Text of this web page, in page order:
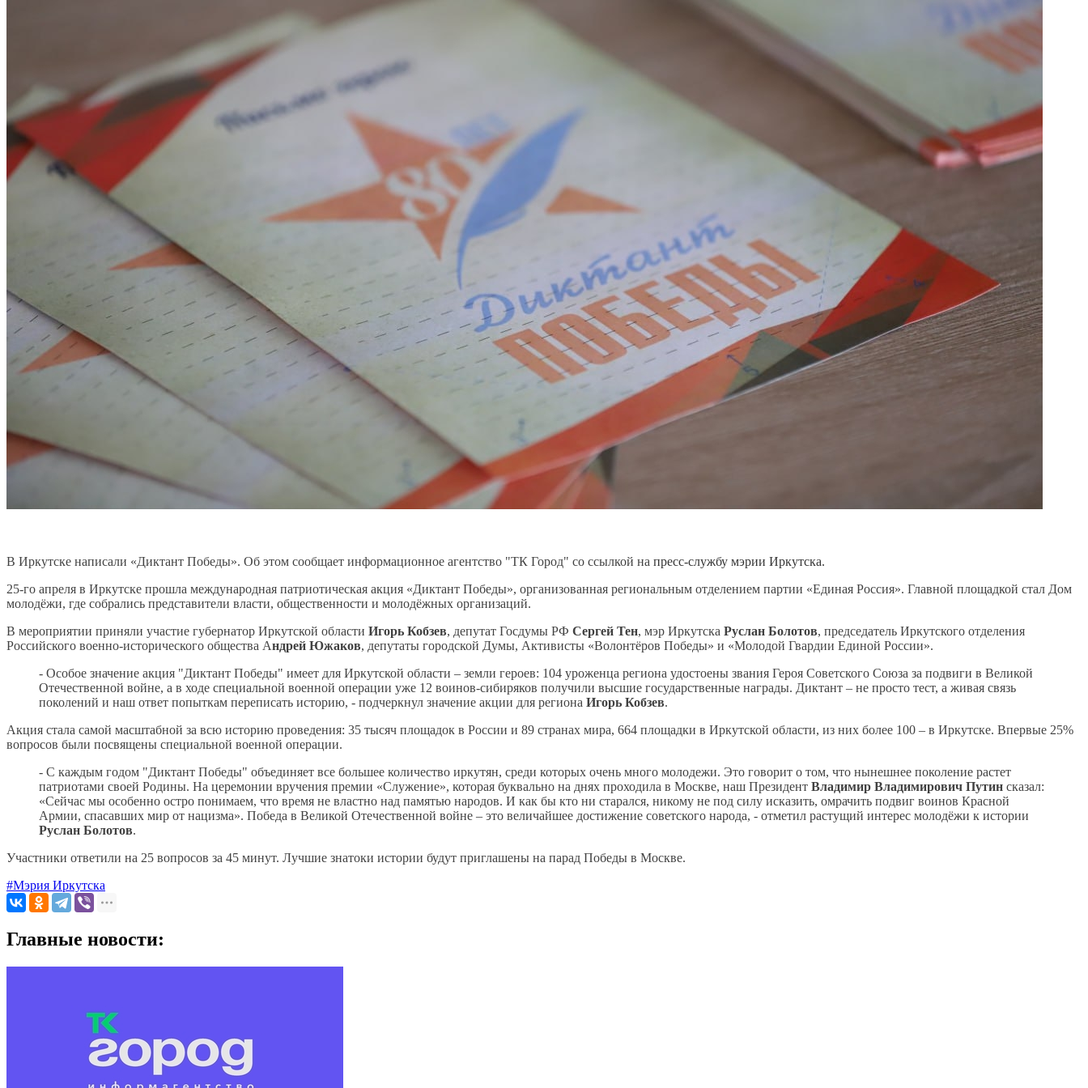
В Иркутске написали «Диктант Победы». Об этом сообщает информационное агентство "ТК Город" со ссылкой на пресс-службу мэрии Иркутска.
25-го апреля в Иркутске прошла международная патриотическая акция «Диктант Победы», организованная региональным отделением партии «Единая Россия». Главной площадкой стал Дом
молодёжи, где собрались представители власти, общественности и молодёжных организаций.
В мероприятии приняли участие губернатор Иркутской области Игорь Кобзев, депутат Госдумы РФ Сергей Тен, мэр Иркутска Руслан Болотов, председатель Иркутского отделения
Российского военно-исторического общества Андрей Южаков, депутаты городской Думы, Активисты «Волонтёров Победы» и «Молодой Гвардии Единой России».
- Особое значение акция "Диктант Победы" имеет для Иркутской области – земли героев: 104 уроженца региона удостоены звания Героя Советского Союза за подвиги в Великой
Отечественной войне, а в ходе специальной военной операции уже 12 воинов-сибиряков получили высшие государственные награды. Диктант – не просто тест, а живая связь
поколений и наш ответ попыткам переписать историю, - подчеркнул значение акции для региона Игорь Кобзев.
Акция стала самой масштабной за всю историю проведения: 35 тысяч площадок в России и 89 странах мира, 664 площадки в Иркутской области, из них более 100 – в Иркутске. Впервые 25%
вопросов были посвящены специальной военной операции.
- С каждым годом "Диктант Победы" объединяет все большее количество иркутян, среди которых очень много молодежи. Это говорит о том, что нынешнее поколение растет
патриотами своей Родины. На церемонии вручения премии «Служение», которая буквально на днях проходила в Москве, наш Президент Владимир Владимирович Путин сказал:
«Сейчас мы особенно остро понимаем, что время не властно над памятью народов. И как бы кто ни старался, никому не под силу исказить, омрачить подвиг воинов Красной
Армии, спасавших мир от нацизма». Победа в Великой Отечественной войне – это величайшее достижение советского народа, - отметил растущий интерес молодёжи к истории
Руслан Болотов.
Участники ответили на 25 вопросов за 45 минут. Лучшие знатоки истории будут приглашены на парад Победы в Москве.
#Мэрия Иркутска
Главные новости: